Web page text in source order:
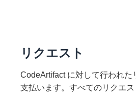
リクエスト
CodeArtifact に対して行われた
支払います。すべてのリクエ